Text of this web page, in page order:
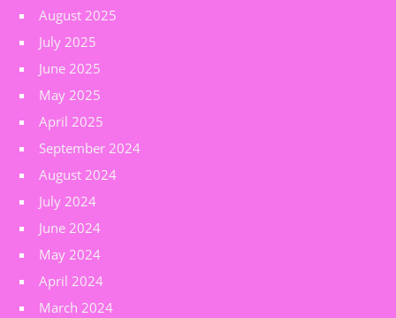
August 2025
July 2025
June 2025
May 2025
April 2025
September 2024
August 2024
July 2024
June 2024
May 2024
April 2024
March 2024